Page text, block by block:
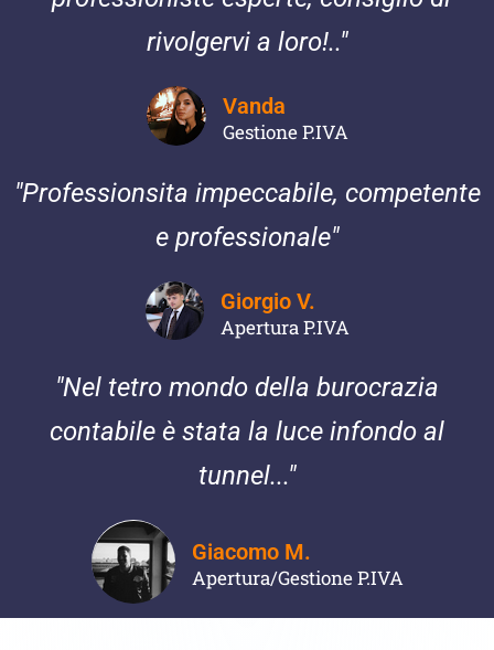
rivolgervi a loro!.."
Vanda
Gestione P.IVA
"Professionsita impeccabile, competente
e professionale"
Giorgio V.
Apertura P.IVA
"Nel tetro mondo della burocrazia
contabile è stata la luce infondo al
tunnel..."
Giacomo M.
Apertura/Gestione P.IVA